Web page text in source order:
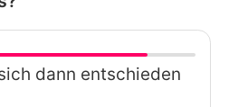
dann entschieden